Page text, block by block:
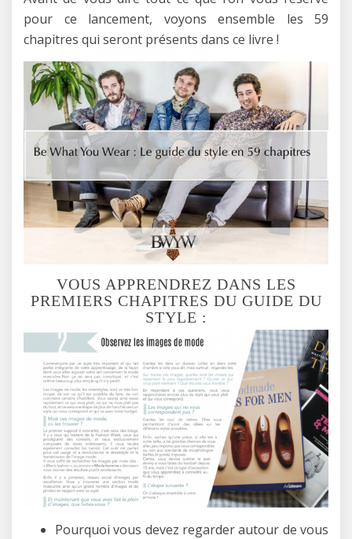
pour ce lancement, voyons ensemble les 59
chapitres qui seront présents dans ce livre !
VOUS APPRENDREZ DANS LES
PREMIERS CHAPITRES DU GUIDE DU
STYLE :
Pourquoi vous devez regarder autour de vous